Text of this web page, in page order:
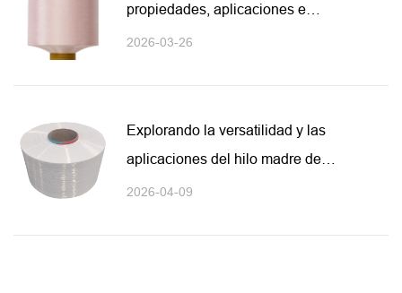
propiedades, aplicaciones e
información sobre el rendimiento
2026-03-26
Explorando la versatilidad y las
aplicaciones del hilo madre de
nailon
2026-04-09